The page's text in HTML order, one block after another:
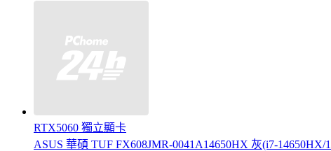
RTX5060 獨立顯卡
ASUS 華碩 TUF FX608JMR-0041A14650HX 灰(i7-14650HX/